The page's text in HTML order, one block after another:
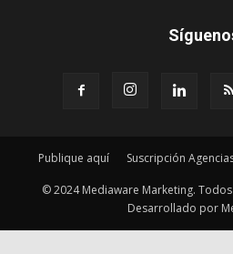
Publique aquí Suscripción
© 2024 Mediaware Marketing.
Desarrollado por